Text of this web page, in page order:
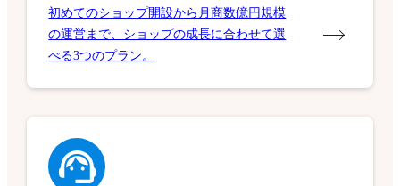
初めてのショップ開設から月商数億円規模
の運営まで、ショップの成長に合わせて選
べる3つのプラン。